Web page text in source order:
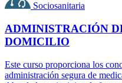
Sociosanitaria
ADMINISTRACIÓN
DOMICILIO
Este curso proporciona los
administración segura de